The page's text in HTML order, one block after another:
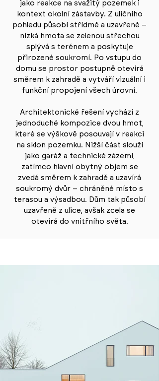
jako reakce na svažitý pozemek i
kontext okolní zástavby. Z uličního
pohledu působí střídmě a uzavřeně –
nízká hmota se zelenou střechou
splývá s terénem a poskytuje
přirozené soukromí. Po vstupu do
domu se prostor postupně otevírá
směrem k zahradě a vytváří vizuální i
funkční propojení všech úrovní.
Architektonické řešení vychází z
jednoduché kompozice dvou hmot,
které se výškově posouvají v reakci
na sklon pozemku. Nižší část slouží
jako garáž a technické zázemí,
zatímco hlavní obytný objem se
zvedá směrem k zahradě a uzavírá
soukromý dvůr – chráněné místo s
terasou a výsadbou. Dům tak působí
uzavřeně z ulice, avšak zcela se
otevírá do vnitřního světa.